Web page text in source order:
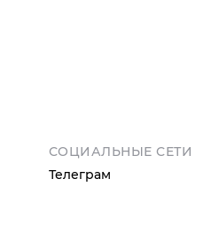
СОЦИАЛЬНЫЕ СЕТИ
Телеграм